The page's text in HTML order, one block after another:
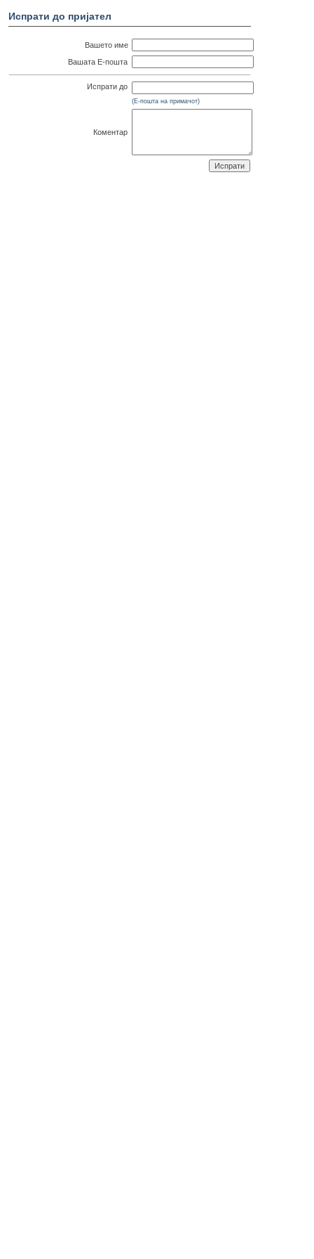
Испрати до пријател
Вашето име
Вашата Е-пошта
Испрати до
(Е-пошта на примачот)
Коментар